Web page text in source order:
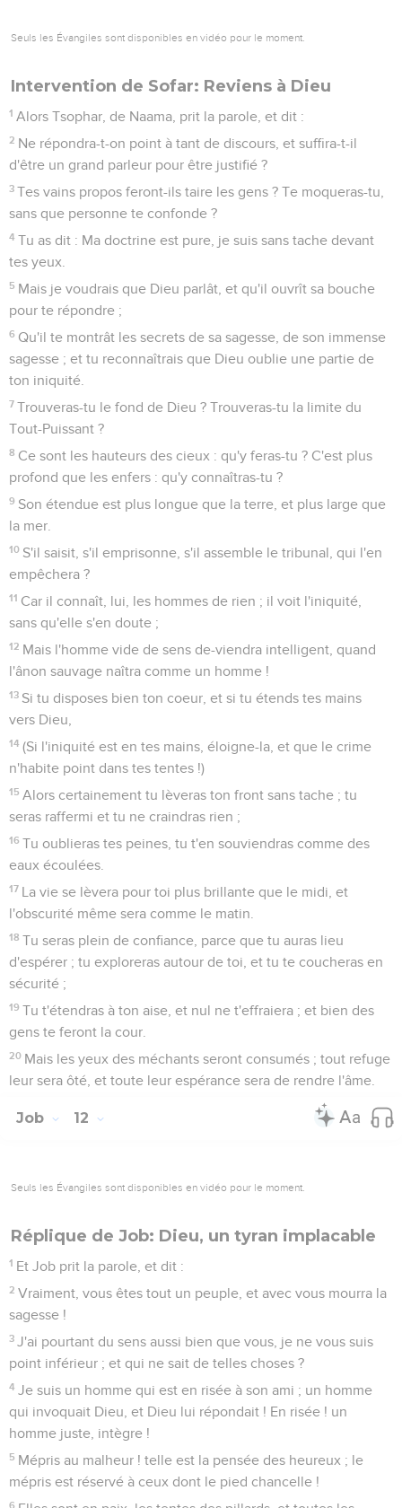
Seuls les Évangiles sont disponibles en vidéo pour le moment.
Intervention de Sofar: Reviens à Dieu
1 Alors Tsophar, de Naama, prit la parole, et dit :
2 Ne répondra-t-on point à tant de discours, et suffira-t-il
d'être un grand parleur pour être justifié ?
3 Tes vains propos feront-ils taire les gens ? Te moqueras-tu,
sans que personne te confonde ?
4 Tu as dit : Ma doctrine est pure, je suis sans tache devant
tes yeux.
5 Mais je voudrais que Dieu parlât, et qu'il ouvrît sa bouche
pour te répondre ;
6 Qu'il te montrât les secrets de sa sagesse, de son immense
sagesse ; et tu reconnaîtrais que Dieu oublie une partie de
ton iniquité.
7 Trouveras-tu le fond de Dieu ? Trouveras-tu la limite du
Tout-Puissant ?
8 Ce sont les hauteurs des cieux : qu'y feras-tu ? C'est plus
profond que les enfers : qu'y connaîtras-tu ?
9 Son étendue est plus longue que la terre, et plus large que
la mer.
10 S'il saisit, s'il emprisonne, s'il assemble le tribunal, qui l'en
empêchera ?
11 Car il connaît, lui, les hommes de rien ; il voit l'iniquité,
sans qu'elle s'en doute ;
12 Mais l'homme vide de sens de-viendra intelligent, quand
l'ânon sauvage naîtra comme un homme !
13 Si tu disposes bien ton coeur, et si tu étends tes mains
vers Dieu,
14 (Si l'iniquité est en tes mains, éloigne-la, et que le crime
n'habite point dans tes tentes !)
15 Alors certainement tu lèveras ton front sans tache ; tu
seras raffermi et tu ne craindras rien ;
16 Tu oublieras tes peines, tu t'en souviendras comme des
eaux écoulées.
17 La vie se lèvera pour toi plus brillante que le midi, et
l'obscurité même sera comme le matin.
18 Tu seras plein de confiance, parce que tu auras lieu
d'espérer ; tu exploreras autour de toi, et tu te coucheras en
sécurité ;
19 Tu t'étendras à ton aise, et nul ne t'effraiera ; et bien des
gens te feront la cour.
20 Mais les yeux des méchants seront consumés ; tout refuge
leur sera ôté, et toute leur espérance sera de rendre l'âme.
Job 12
Seuls les Évangiles sont disponibles en vidéo pour le moment.
Réplique de Job: Dieu, un tyran implacable
1 Et Job prit la parole, et dit :
2 Vraiment, vous êtes tout un peuple, et avec vous mourra la
sagesse !
3 J'ai pourtant du sens aussi bien que vous, je ne vous suis
point inférieur ; et qui ne sait de telles choses ?
4 Je suis un homme qui est en risée à son ami ; un homme
qui invoquait Dieu, et Dieu lui répondait ! En risée ! un
homme juste, intègre !
5 Mépris au malheur ! telle est la pensée des heureux ; le
mépris est réservé à ceux dont le pied chancelle !
6